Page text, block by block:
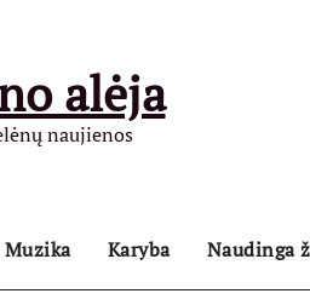
alėja
naujienos
Muzika Karyba Naudinga